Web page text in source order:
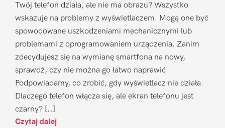
Twój telefon działa, ale nie ma obrazu? Wszystko
wskazuje na problemy z wyświetlaczem. Mogą one być
spowodowane uszkodzeniami mechanicznymi lub
problemami z oprogramowaniem urządzenia. Zanim
zdecydujesz się na wymianę smartfona na nowy,
sprawdź, czy nie można go łatwo naprawić.
Podpowiadamy, co zrobić, gdy wyświetlacz nie działa.
Dlaczego telefon włącza się, ale ekran telefonu jest
czarny? […]
Czytaj dalej